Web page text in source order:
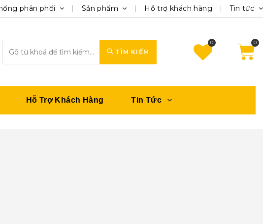
phân phối Sản phẩm Hỗ trợ khách hàng Tin tức
TÌM KIẾM
0
Hỗ Trợ Khách Hàng Tin Tức